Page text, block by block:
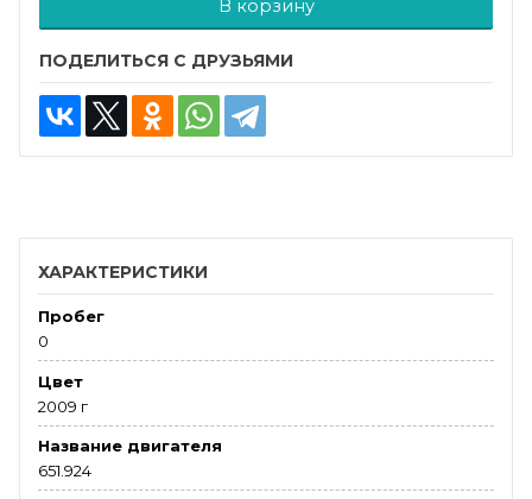
В корзину
ПОДЕЛИТЬСЯ С ДРУЗЬЯМИ
ХАРАКТЕРИСТИКИ
Пробег
0
Цвет
2009 г
Название двигателя
651.924